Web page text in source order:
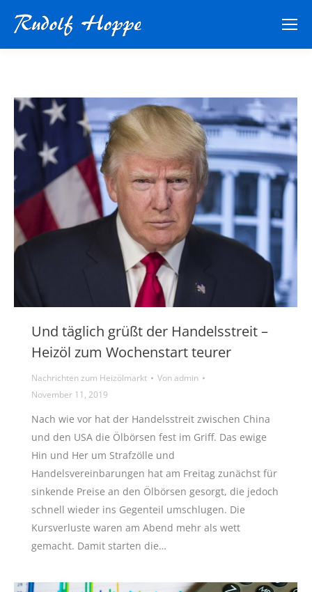
Und täglich grüßt der Handelsstreit –
Heizöl zum Wochenstart teurer
Nachrichten zum Heizölmarkt Vonadmin
November 11, 2019
Nach wie vor hat der Handelsstreit zwischen China
und den USA die Ölbörsen fest im Griff. Das ewige
Hin und Her um Strafzölle und
Handelsvereinbarungen hat am Freitag zunächst für
sinkende Preise an den Ölbörsen gesorgt, die jedoch
schnell wieder ins Gegenteil umschlugen. Die
Kursverluste waren am Abend mehr als wett
gemacht. Damit starten die…